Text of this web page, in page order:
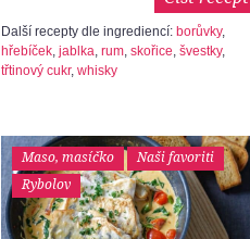
Další recepty dle ingrediencí: borůvky,
hřebíček jablka rum skořice švestky,
třtinový cukr, whisky
Maso, masíčko
Naši favoriti
Rybolov